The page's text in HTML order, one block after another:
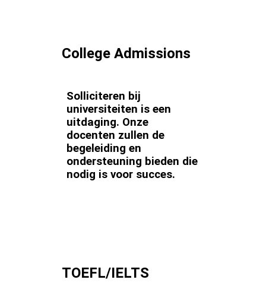
College Admissions
Solliciteren bij
universiteiten is een
uitdaging. Onze
docenten zullen de
begeleiding en
ondersteuning bieden die
nodig is voor succes.
TOEFL/IELTS